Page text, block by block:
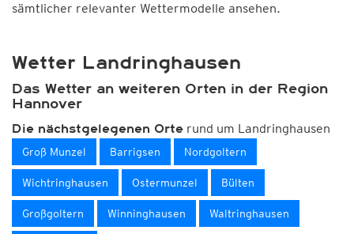
sämtlicher relevanter Wettermodelle ansehen.
Wetter Landringhausen
Das Wetter an weiteren Orten in der Region
Hannover
Die nächstgelegenen Orte rund um Landringhausen
Groß Munzel Barrigsen Nordgoltern
Wichtringhausen Ostermunzel Bülten
Großgoltern Winninghausen Waltringhausen